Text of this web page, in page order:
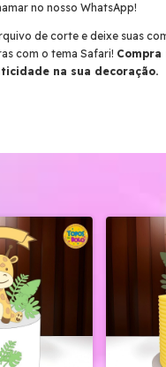
no nosso WhatsApp!
de corte e deixe suas
com o tema Safari!
na sua decoração.